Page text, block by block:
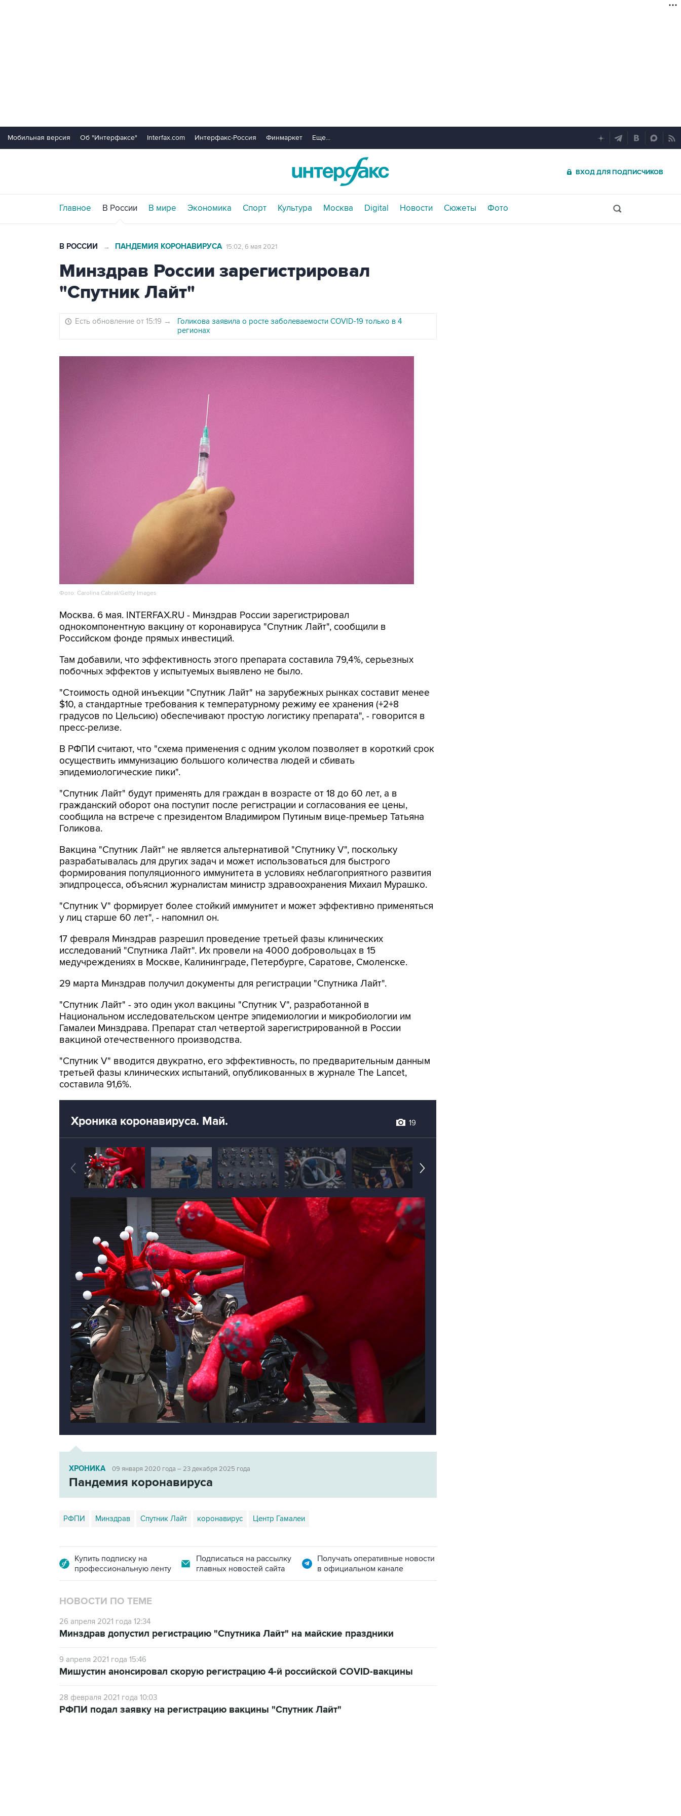
Мобильная версия Об "Интерфаксе" Interfax.com Интерфакс-Россия Финмаркет Еще...
ВХОД ДЛЯ ПОДПИСЧИКОВ
Главное В России В мире Экономика Спорт Культура Москва Digital Новости Сюжеты Фото
В РОССИИ → ПАНДЕМИЯ КОРОНАВИРУСА 15:02, 6 мая 2021
Минздрав России зарегистрировал
"Спутник Лайт"
Есть обновление от 15:19 →
Голикова заявила о росте заболеваемости COVID-19 только в 4
регионах
Фото: Carolina Cabral/Getty Images
Москва. 6 мая. INTERFAX.RU - Минздрав России зарегистрировал
однокомпонентную вакцину от коронавируса "Спутник Лайт", сообщили в
Российском фонде прямых инвестиций.
Там добавили, что эффективность этого препарата составила 79,4%, серьезных
побочных эффектов у испытуемых выявлено не было.
"Стоимость одной инъекции "Спутник Лайт" на зарубежных рынках составит менее
$10, а стандартные требования к температурному режиму ее хранения (+2+8
градусов по Цельсию) обеспечивают простую логистику препарата", - говорится в
пресс-релизе.
В РФПИ считают, что "схема применения с одним уколом позволяет в короткий срок
осуществить иммунизацию большого количества людей и сбивать
эпидемиологические пики".
"Спутник Лайт" будут применять для граждан в возрасте от 18 до 60 лет, а в
гражданский оборот она поступит после регистрации и согласования ее цены,
сообщила на встрече с президентом Владимиром Путиным вице-премьер Татьяна
Голикова.
Вакцина "Спутник Лайт" не является альтернативой "Спутнику V", поскольку
разрабатывалась для других задач и может использоваться для быстрого
формирования популяционного иммунитета в условиях неблагоприятного развития
эпидпроцесса, объяснил журналистам министр здравоохранения Михаил Мурашко.
"Спутник V" формирует более стойкий иммунитет и может эффективно применяться
у лиц старше 60 лет", - напомнил он.
17 февраля Минздрав разрешил проведение третьей фазы клинических
исследований "Спутника Лайт". Их провели на 4000 добровольцах в 15
медучреждениях в Москве, Калининграде, Петербурге, Саратове, Смоленске.
29 марта Минздрав получил документы для регистрации "Спутника Лайт".
"Спутник Лайт" - это один укол вакцины "Спутник V", разработанной в
Национальном исследовательском центре эпидемиологии и микробиологии им
Гамалеи Минздрава. Препарат стал четвертой зарегистрированной в России
вакциной отечественного производства.
"Спутник V" вводится двукратно, его эффективность, по предварительным данным
третьей фазы клинических испытаний, опубликованных в журнале The Lancet,
составила 91,6%.
Хроника коронавируса. Май. 19
ХРОНИКА 09 января 2020 года – 23 декабря 2025 года
Пандемия коронавируса
РФПИ Минздрав Спутник Лайт коронавирус Центр Гамалеи
Купить подписку на
профессиональную ленту
Подписаться на рассылку
главных новостей сайта
Получать оперативные новости
в официальном канале
НОВОСТИ ПО ТЕМЕ
26 апреля 2021 года 12:34
Минздрав допустил регистрацию "Спутника Лайт" на майские праздники
9 апреля 2021 года 15:46
Мишустин анонсировал скорую регистрацию 4-й российской COVID-вакцины
28 февраля 2021 года 10:03
РФПИ подал заявку на регистрацию вакцины "Спутник Лайт"